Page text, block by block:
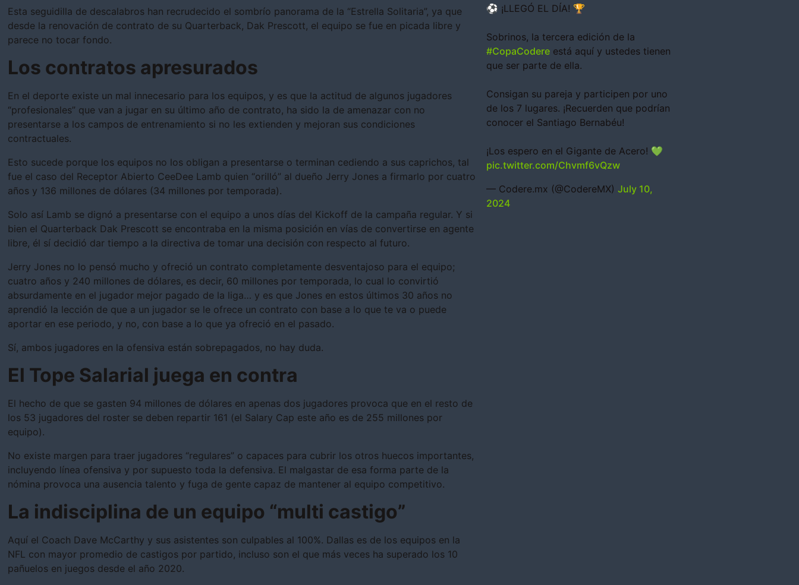
Esta seguidilla de descalabros han recrudecido el sombrío panorama de la “Estrella Solitaria”, ya que
desde la renovación de contrato de su Quarterback, Dak Prescott, el equipo se fue en picada libre y
parece no tocar fondo.
Los contratos apresurados
En el deporte existe un mal innecesario para los equipos, y es que la actitud de algunos jugadores
“profesionales” que van a jugar en su último año de contrato, ha sido la de amenazar con no
presentarse a los campos de entrenamiento si no les extienden y mejoran sus condiciones
contractuales.
Esto sucede porque los equipos no los obligan a presentarse o terminan cediendo a sus caprichos, tal
fue el caso del Receptor Abierto CeeDee Lamb quien “orilló” al dueño Jerry Jones a firmarlo por cuatro
años y 136 millones de dólares (34 millones por temporada).
Solo así Lamb se dignó a presentarse con el equipo a unos días del Kickoff de la campaña regular. Y si
bien el Quarterback Dak Prescott se encontraba en la misma posición en vías de convertirse en agente
libre, él sí decidió dar tiempo a la directiva de tomar una decisión con respecto al futuro.
Jerry Jones no lo pensó mucho y ofreció un contrato completamente desventajoso para el equipo;
cuatro años y 240 millones de dólares, es decir, 60 millones por temporada, lo cual lo convirtió
absurdamente en el jugador mejor pagado de la liga… y es que Jones en estos últimos 30 años no
aprendió la lección de que a un jugador se le ofrece un contrato con base a lo que te va o puede
aportar en ese periodo, y no, con base a lo que ya ofreció en el pasado.
Sí, ambos jugadores en la ofensiva están sobrepagados, no hay duda.
El Tope Salarial juega en contra
El hecho de que se gasten 94 millones de dólares en apenas dos jugadores provoca que en el resto de
los 53 jugadores del roster se deben repartir 161 (el Salary Cap este año es de 255 millones por
equipo).
No existe margen para traer jugadores “regulares” o capaces para cubrir los otros huecos importantes,
incluyendo línea ofensiva y por supuesto toda la defensiva. El malgastar de esa forma parte de la
nómina provoca una ausencia talento y fuga de gente capaz de mantener al equipo competitivo.
La indisciplina de un equipo “multi castigo”
Aquí el Coach Dave McCarthy y sus asistentes son culpables al 100%. Dallas es de los equipos en la
NFL con mayor promedio de castigos por partido, incluso son el que más veces ha superado los 10
pañuelos en juegos desde el año 2020.
⚽ ¡LLEGÓ EL DÍA! 🏆
Sobrinos, la tercera edición de la
#CopaCodereestá aquí y ustedes tienen
que ser parte de ella.
Consigan su pareja y participen por uno
de los 7 lugares. ¡Recuerden que podrían
conocer el Santiago Bernabéu!
¡Los espero en el Gigante de Acero! 💚
pic.twitter.com/Chvmf6vQzw
— Codere.mx (@CodereMX) July 10,
2024